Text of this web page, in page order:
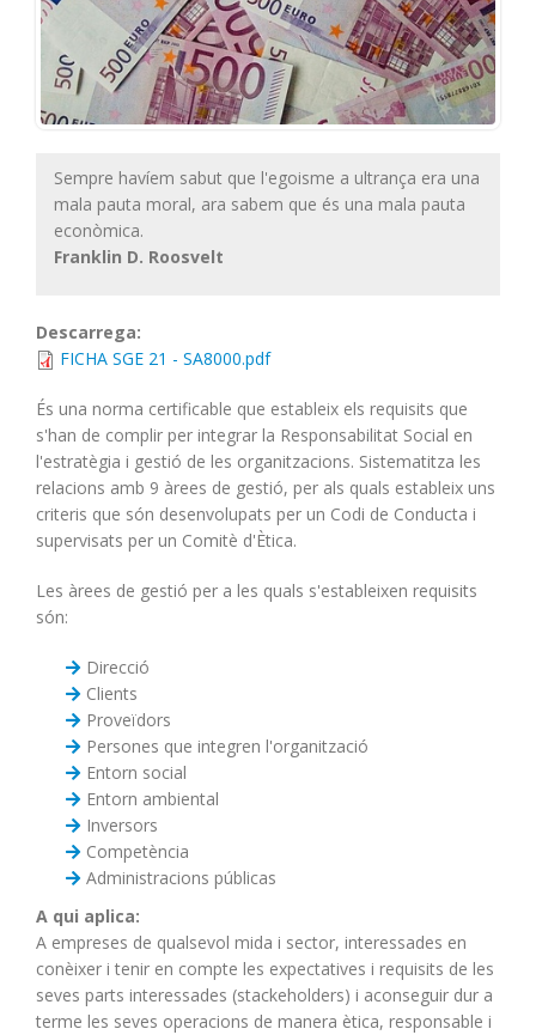
Sempre havíem sabut que l'egoisme a ultrança era una
mala pauta moral, ara sabem que és una mala pauta
econòmica.
Franklin D. Roosvelt
Descarrega:
FICHA SGE 21 - SA8000.pdf
És una norma certificable que estableix els requisits que
s'han de complir per integrar la Responsabilitat Social en
l'estratègia i gestió de les organitzacions. Sistematitza les
relacions amb 9 àrees de gestió, per als quals estableix uns
criteris que són desenvolupats per un Codi de Conducta i
supervisats per un Comitè d'Ètica.
Les àrees de gestió per a les quals s'estableixen requisits
són:
Direcció
Clients
Proveïdors
Persones que integren l'organització
Entorn social
Entorn ambiental
Inversors
Competència
Administracions públicas
A qui aplica:
A empreses de qualsevol mida i sector, interessades en
conèixer i tenir en compte les expectatives i requisits de les
seves parts interessades (stackeholders) i aconseguir dur a
terme les seves operacions de manera ètica, responsable i